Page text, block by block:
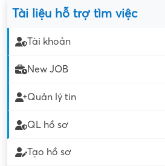
Tài liệu hỗ trợ tìm việc
Tài khoản
New JOB
Quản lý tin
QL hồ sơ
Tạo hồ sơ